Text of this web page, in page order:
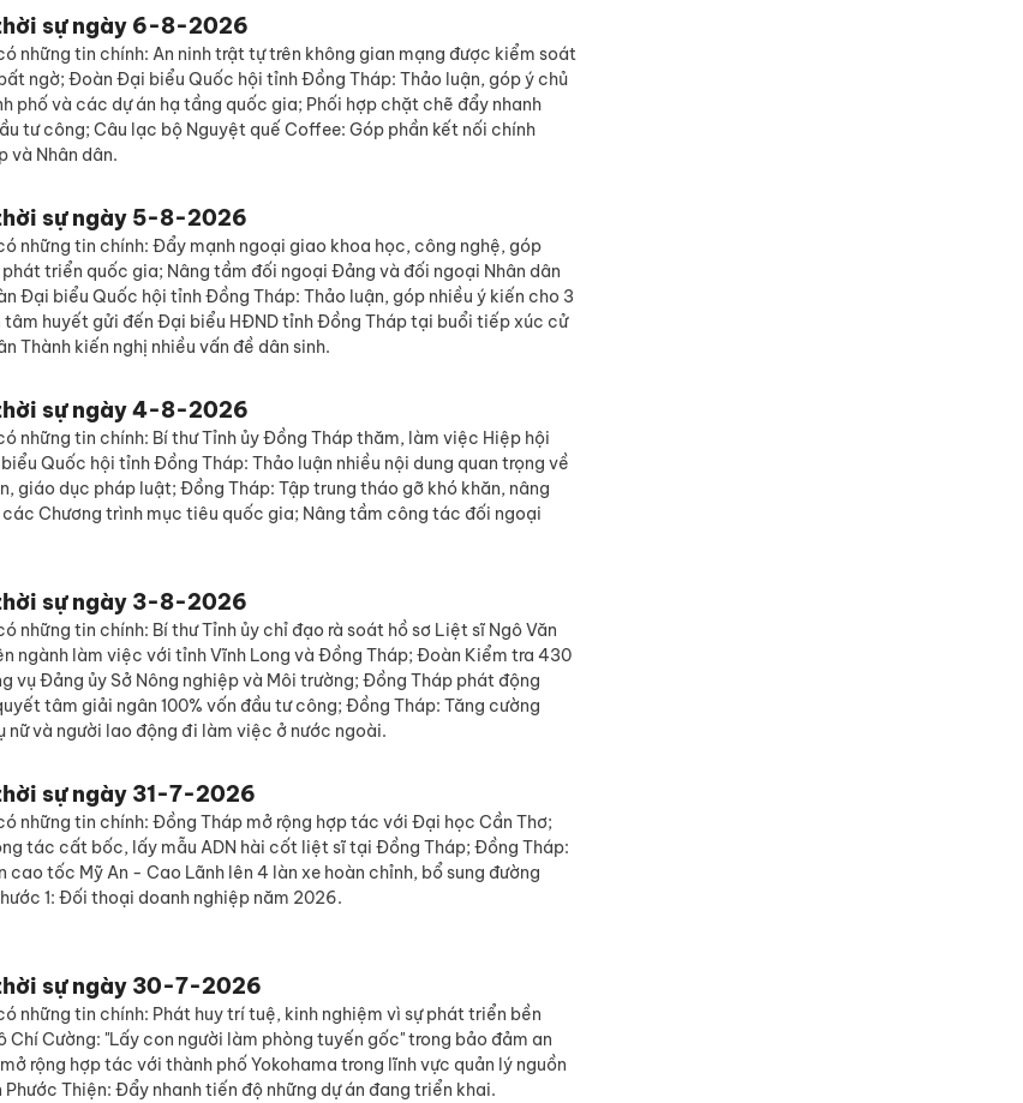
sự ngày 6-8-2026
những tin chính: An ninh trật tự trên không gian mạng được kiểm soát
ngờ; Đoàn Đại biểu Quốc hội tỉnh Đồng Tháp: Thảo luận, góp ý chủ
phố và các dự án hạ tầng quốc gia; Phối hợp chặt chẽ đẩy nhanh
tư công; Câu lạc bộ Nguyệt quế Coffee: Góp phần kết nối chính
và Nhân dân.
sự ngày 5-8-2026
những tin chính: Đẩy mạnh ngoại giao khoa học, công nghệ, góp
triển quốc gia; Nâng tầm đối ngoại Đảng và đối ngoại Nhân dân
Đại biểu Quốc hội tỉnh Đồng Tháp: Thảo luận, góp nhiều ý kiến cho 3
tâm huyết gửi đến Đại biểu HĐND tỉnh Đồng Tháp tại buổi tiếp xúc cử
Thành kiến nghị nhiều vấn đề dân sinh.
sự ngày 4-8-2026
những tin chính: Bí thư Tỉnh ủy Đồng Tháp thăm, làm việc Hiệp hội
Quốc hội tỉnh Đồng Tháp: Thảo luận nhiều nội dung quan trọng về
giáo dục pháp luật; Đồng Tháp: Tập trung tháo gỡ khó khăn, nâng
Chương trình mục tiêu quốc gia; Nâng tầm công tác đối ngoại
sự ngày 3-8-2026
những tin chính: Bí thư Tỉnh ủy chỉ đạo rà soát hồ sơ Liệt sĩ Ngô Văn
ngành làm việc với tỉnh Vĩnh Long và Đồng Tháp; Đoàn Kiểm tra 430
vụ Đảng ủy Sở Nông nghiệp và Môi trường; Đồng Tháp phát động
tâm giải ngân 100% vốn đầu tư công; Đồng Tháp: Tăng cường
nữ và người lao động đi làm việc ở nước ngoài.
sự ngày 31-7-2026
những tin chính: Đồng Tháp mở rộng hợp tác với Đại học Cần Thơ;
tác cất bốc, lấy mẫu ADN hài cốt liệt sĩ tại Đồng Tháp; Đồng Tháp:
tốc Mỹ An - Cao Lãnh lên 4 làn xe hoàn chỉnh, bổ sung đường
1: Đối thoại doanh nghiệp năm 2026.
sự ngày 30-7-2026
những tin chính: Phát huy trí tuệ, kinh nghiệm vì sự phát triển bền
Chí Cường: "Lấy con người làm phòng tuyến gốc" trong bảo đảm an
rộng hợp tác với thành phố Yokohama trong lĩnh vực quản lý nguồn
Thiện: Đẩy nhanh tiến độ những dự án đang triển khai.